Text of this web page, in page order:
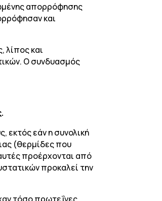
απορρόφησης
και
λίπος και
Ο συνδυασμός
εκτός εάν η συνολική
(θερμίδες που
προέρχονται από
προκαλεί την
τόσο πρωτεΐνες